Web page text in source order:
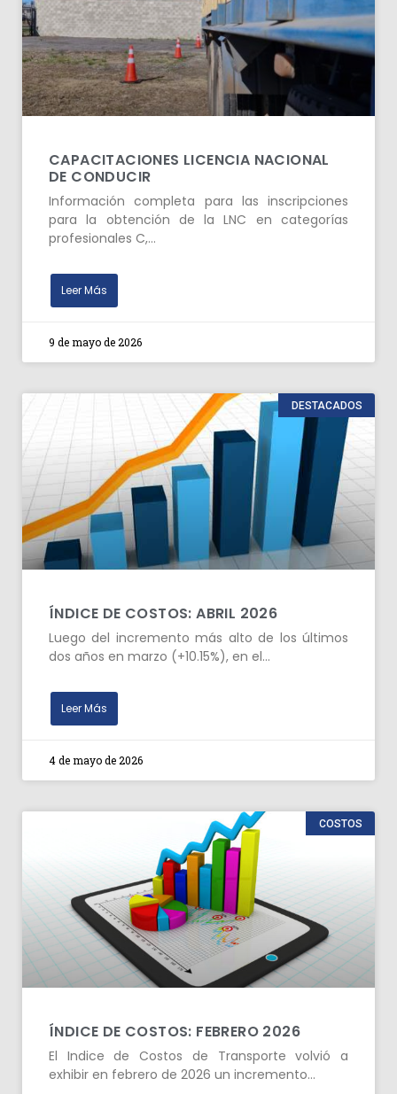
CAPACITACIONES LICENCIA NACIONAL
DE CONDUCIR
Información completa para las inscripciones
para la obtención de la LNC en categorías
profesionales C,…
Leer Más
9 de mayo de 2026
DESTACADOS
ÍNDICE DE COSTOS: ABRIL 2026
Luego del incremento más alto de los últimos
dos años en marzo (+10.15%), en el…
Leer Más
4 de mayo de 2026
COSTOS
ÍNDICE DE COSTOS: FEBRERO 2026
El Indice de Costos de Transporte volvió a
exhibir en febrero de 2026 un incremento…